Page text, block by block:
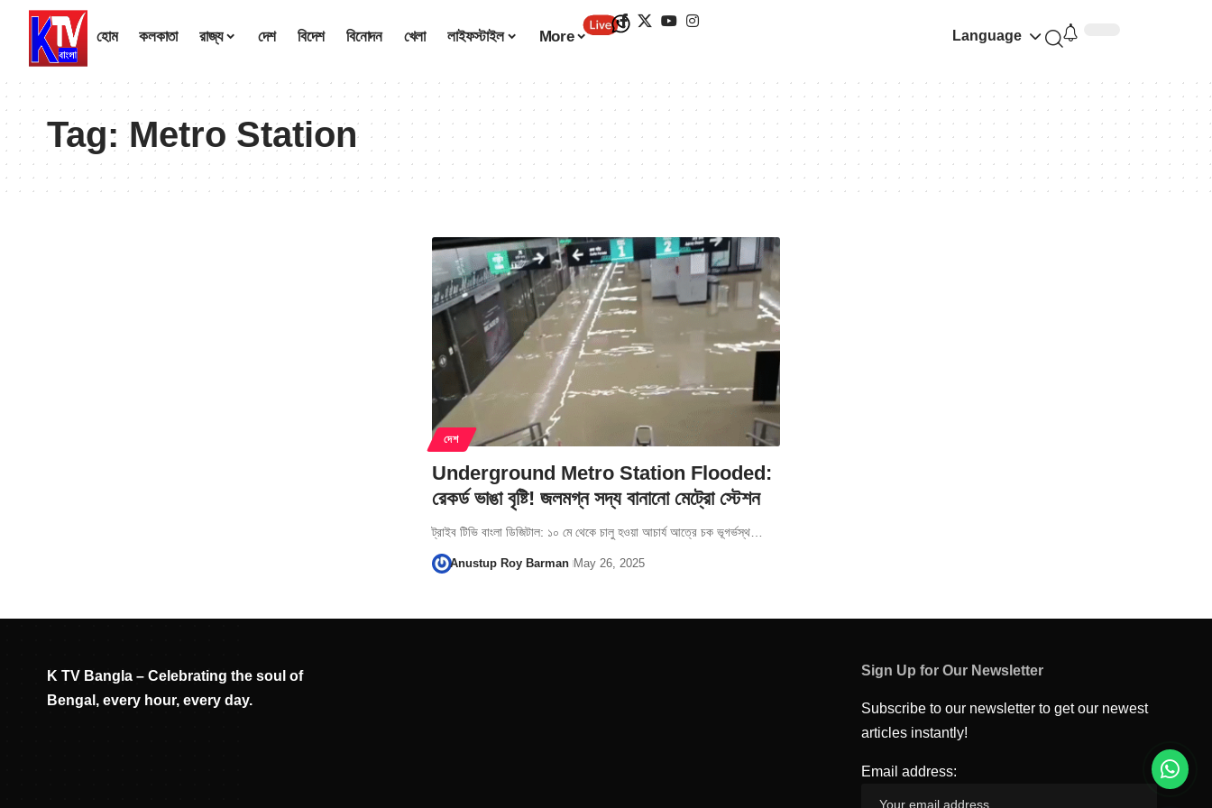
হোম কলকাতা রাজ্য দেশ বিদেশ বিনোদন খেলা লাইফস্টাইল More Language
Tag:Metro Station
দেশ
Underground Metro Station Flooded:
রেকর্ড ভাঙা বৃষ্টি! জলমগ্ন সদ্য বানানো মেট্রো স্টেশন
ট্রাইব টিভি বাংলা ডিজিটাল: ১০ মে থেকে চালু হওয়া আচার্য আত্রে চক ভূগর্ভস্থ…
Anustup Roy Barman May 26, 2025
K TV Bangla – Celebrating the soul of
Bengal, every hour, every day.
Sign Up for Our Newsletter
Subscribe to our newsletter to get our newest
articles instantly!
Email address: